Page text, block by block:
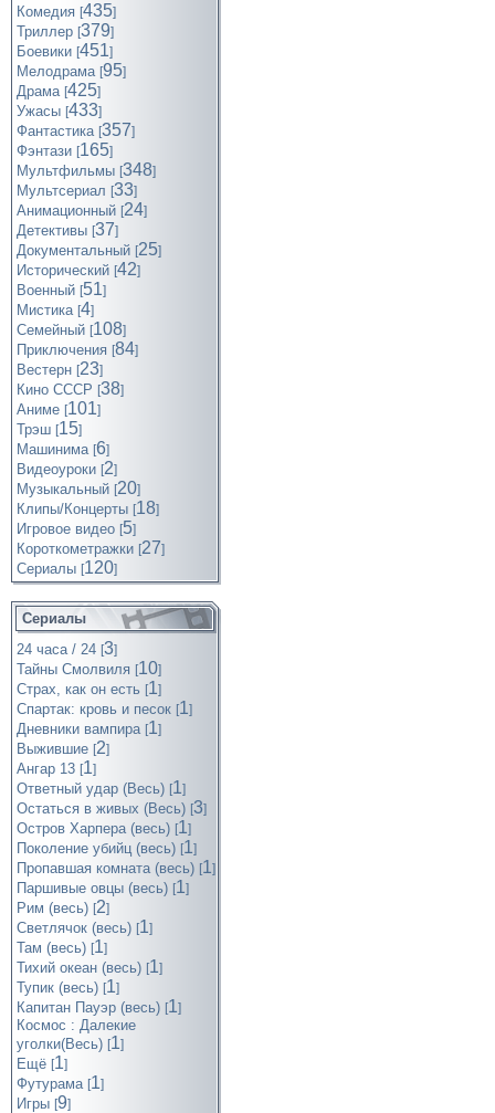
Комедия [435]
Триллер [379]
Боевики [451]
Мелодрама [95]
Драма [425]
Ужасы [433]
Фантастика [357]
Фэнтази [165]
Мультфильмы [348]
Мультсериал [33]
Анимационный [24]
Детективы [37]
Документальный [25]
Исторический [42]
Военный [51]
Мистика [4]
Семейный [108]
Приключения [84]
Вестерн [23]
Кино СССР [38]
Аниме [101]
Трэш [15]
Машинима [6]
Видеоуроки [2]
Музыкальный [20]
Клипы/Концерты [18]
Игровое видео [5]
Короткометражки [27]
Cериалы [120]
Сериалы
24 часа / 24 [3]
Тайны Смолвиля [10]
Страх, как он есть [1]
Спартак: кровь и песок [1]
Дневники вампира [1]
Выжившие [2]
Ангар 13 [1]
Ответный удар (Весь) [1]
Остаться в живых (Весь) [3]
Остров Харпера (весь) [1]
Поколение убийц (весь) [1]
Пропавшая комната (весь) [1]
Паршивые овцы (весь) [1]
Рим (весь) [2]
Светлячок (весь) [1]
Там (весь) [1]
Тихий океан (весь) [1]
Тупик (весь) [1]
Капитан Пауэр (весь) [1]
Космос : Далекие
уголки(Весь) [1]
Ещё [1]
Футурама [1]
Игры [9]